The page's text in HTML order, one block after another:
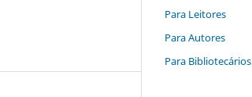
Para Leitores
Para Autores
Para Bibliotecários